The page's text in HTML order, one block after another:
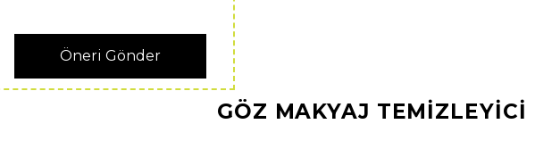
Öneri Gönder
GÖZ MAKYAJ